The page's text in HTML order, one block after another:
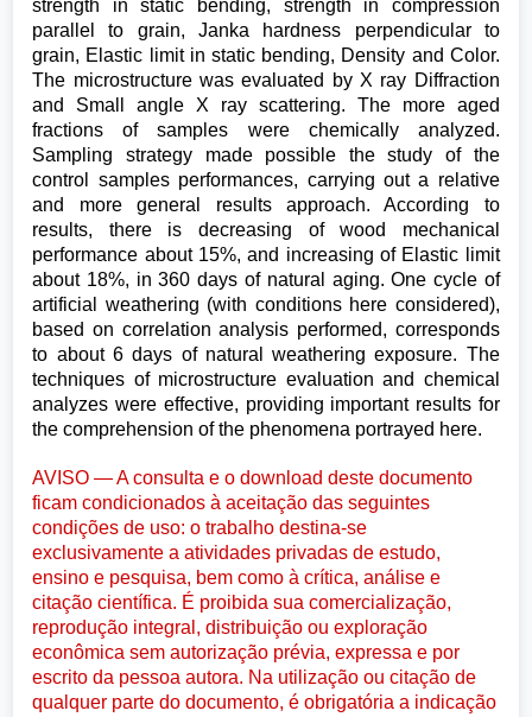
strength in static bending, strength in compression
parallel to grain, Janka hardness perpendicular to
grain, Elastic limit in static bending, Density and Color.
The microstructure was evaluated by X ray Diffraction
and Small angle X ray scattering. The more aged
fractions of samples were chemically analyzed.
Sampling strategy made possible the study of the
control samples performances, carrying out a relative
and more general results approach. According to
results, there is decreasing of wood mechanical
performance about 15%, and increasing of Elastic limit
about 18%, in 360 days of natural aging. One cycle of
artificial weathering (with conditions here considered),
based on correlation analysis performed, corresponds
to about 6 days of natural weathering exposure. The
techniques of microstructure evaluation and chemical
analyzes were effective, providing important results for
the comprehension of the phenomena portrayed here.
AVISO — A consulta e o download deste documento
ficam condicionados à aceitação das seguintes
condições de uso: o trabalho destina-se
exclusivamente a atividades privadas de estudo,
ensino e pesquisa, bem como à crítica, análise e
citação científica. É proibida sua comercialização,
reprodução integral, distribuição ou exploração
econômica sem autorização prévia, expressa e por
escrito da pessoa autora. Na utilização ou citação de
qualquer parte do documento, é obrigatória a indicação